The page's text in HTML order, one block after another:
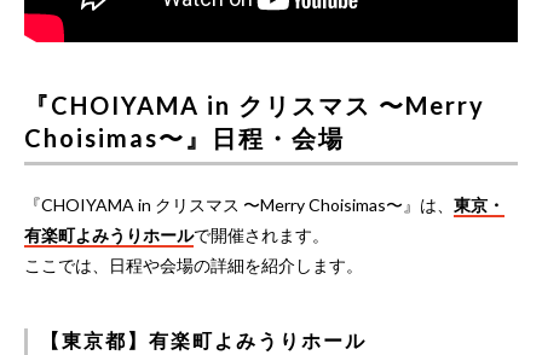
『CHOIYAMA in クリスマス 〜Merry
Choisimas〜』日程・会場
『CHOIYAMA in クリスマス 〜Merry Choisimas〜』は、 東京・
有楽町よみうりホールで開催されます。
ここでは、日程や会場の詳細を紹介します。
【東京都】有楽町よみうりホール